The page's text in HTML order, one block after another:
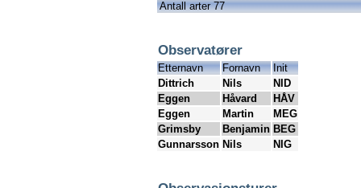
Antall arter 77
Observatører
Etternavn Fornavn
Init
Dittrich
Nils
NID
Eggen
Håvard
HÅV
Eggen
Martin
MEG
Grimsby
Benjamin BEG
Gunnarsson Nils NIG